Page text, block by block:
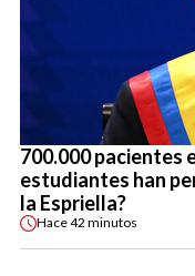
700.000 pacientes
estudiantes han
la Espriella?
Hace42 minutos